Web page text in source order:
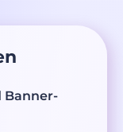
Banner-